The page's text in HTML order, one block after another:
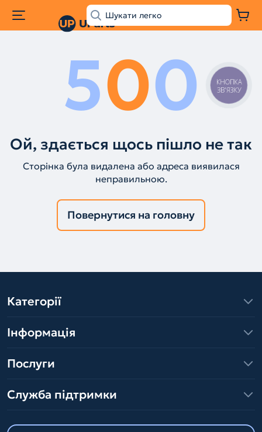
500
Ой, здається щось пішло не так
Сторінка була видалена або адреса виявилася
неправильною.
Повернутися на головну
Категорії
Інформація
Послуги
Служба підтримки
КНОПКА
ЗВ'ЯЗКУ